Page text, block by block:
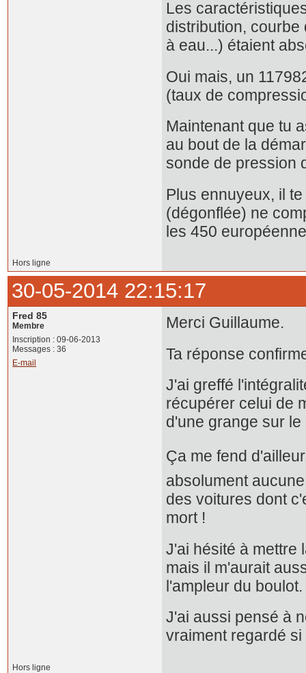
Les
distribution, courbe
à eau...) étaient
Oui mais, un
(taux de
Maintenant que tu
au bout de la
sonde de pression
Plus ennuyeux, il
(dégonflée) ne
les 450
Hors ligne
30-05-2014 22:15:17
Fred 85
Membre
Inscription : 09-06-2013
Messages : 36
E-mail
Merci Guillaume.
Ta réponse
J'ai greffé
récupérer celui de
d'une grange sur le
Ça me fend
absolument
des voitures dont
mort !
J'ai hésité à mettre
mais il m'aurait
l'ampleur du boulot.
J'ai aussi pensé à
vraiment regardé
Hors ligne